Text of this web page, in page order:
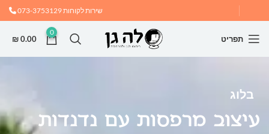
שירות לקוחות073-3753129
תפריט
0
₪0.00
בלוג
עיצוב מרפסות עם נדנדות